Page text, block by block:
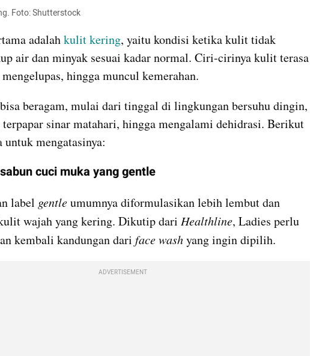
Foto: Shutterstock
adalah kulit kering, yaitu kondisi ketika kulit tidak
air dan minyak sesuai kadar normal. Ciri-cirinya kulit terasa
hingga muncul kemerahan.
bisa beragam, mulai dari tinggal di lingkungan bersuhu dingin,
sinar matahari, hingga mengalami dehidrasi. Berikut
untuk mengatasinya:
cuci muka yang gentle
label gentle umumnya diformulasikan lebih lembut dan
wajah yang kering. Dikutip dari Healthline, Ladies perlu
kembali kandungan dari face wash yang ingin dipilih.
ADVERTISEMENT